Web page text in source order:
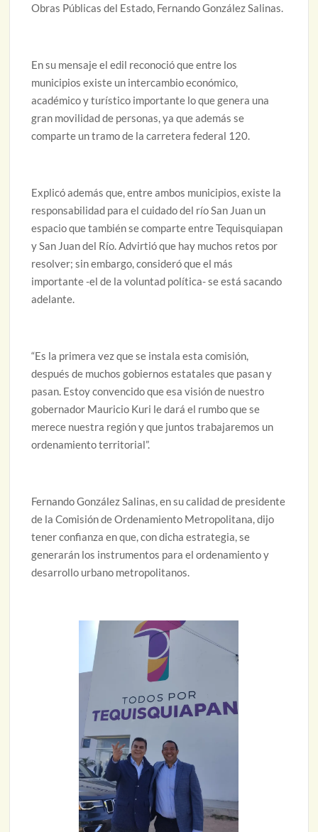
Obras Públicas del Estado, Fernando González Salinas.
En su mensaje el edil reconoció que entre los
municipios existe un intercambio económico,
académico y turístico importante lo que genera una
gran movilidad de personas, ya que además se
comparte un tramo de la carretera federal 120.
Explicó además que, entre ambos municipios, existe la
responsabilidad para el cuidado del río San Juan un
espacio que también se comparte entre Tequisquiapan
y San Juan del Río. Advirtió que hay muchos retos por
resolver; sin embargo, consideró que el más
importante -el de la voluntad política- se está sacando
adelante.
“Es la primera vez que se instala esta comisión,
después de muchos gobiernos estatales que pasan y
pasan. Estoy convencido que esa visión de nuestro
gobernador Mauricio Kuri le dará el rumbo que se
merece nuestra región y que juntos trabajaremos un
ordenamiento territorial”.
Fernando González Salinas, en su calidad de presidente
de la Comisión de Ordenamiento Metropolitana, dijo
tener confianza en que, con dicha estrategia, se
generarán los instrumentos para el ordenamiento y
desarrollo urbano metropolitanos.